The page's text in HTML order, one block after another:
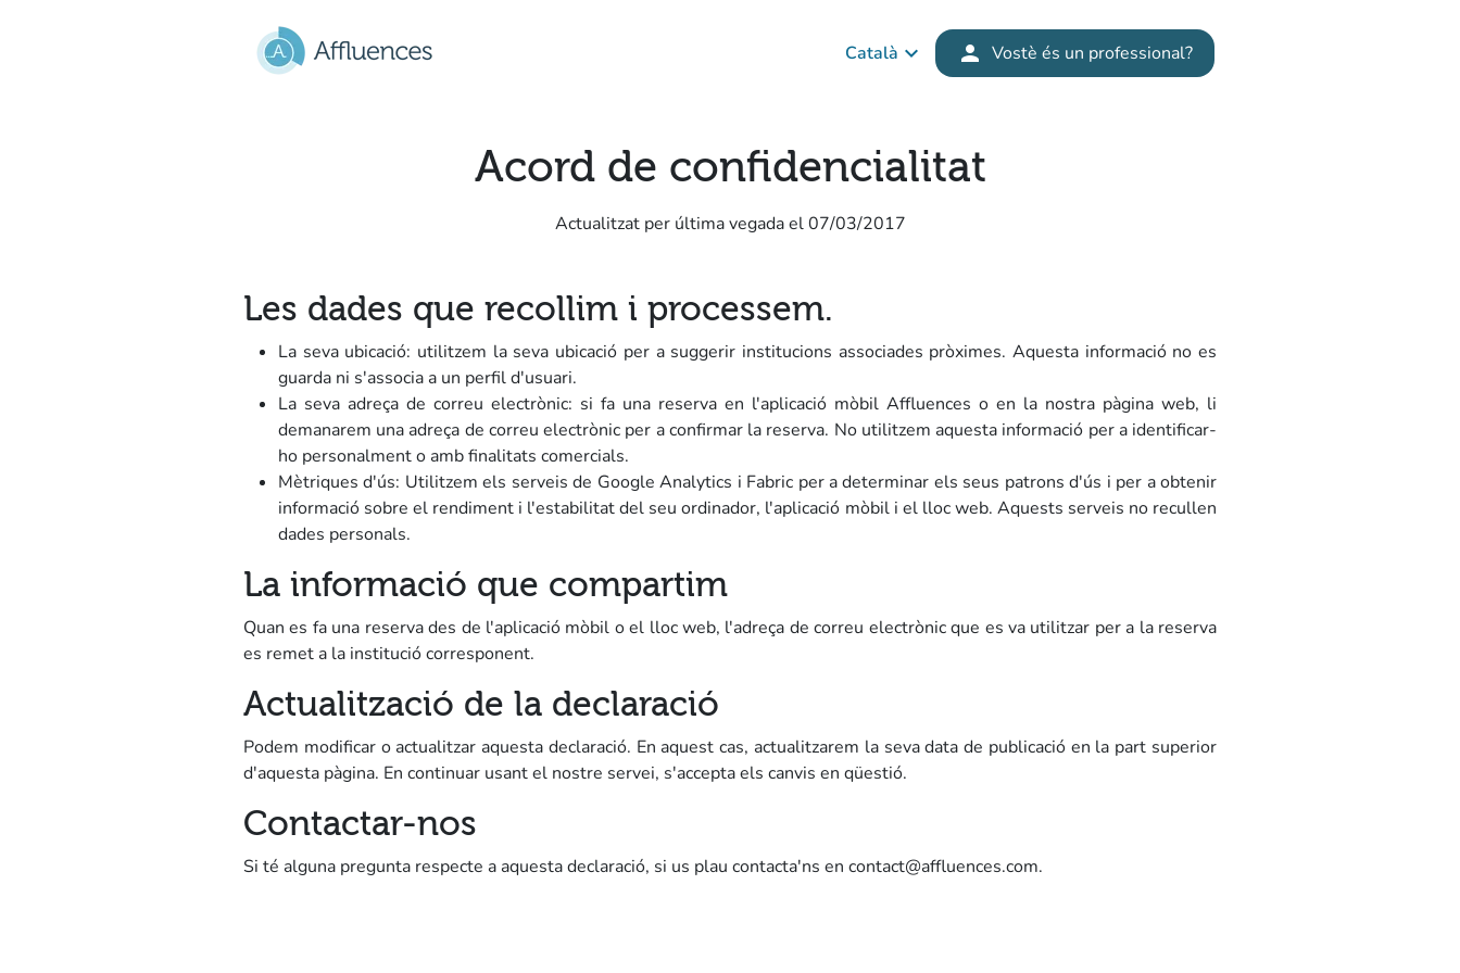
Català keyboard_arrow_down person Vostè és un professional?
(new tab)
Acord de confidencialitat
Actualitzat per última vegada el 07/03/2017
Les dades que recollim i processem.
La seva ubicació: utilitzem la seva ubicació per a suggerir institucions associades pròximes. Aquesta informació no es
guarda ni s'associa a un perfil d'usuari.
La seva adreça de correu electrònic: si fa una reserva en l'aplicació mòbil Affluences o en la nostra pàgina web, li
demanarem una adreça de correu electrònic per a confirmar la reserva. No utilitzem aquesta informació per a identificar-
ho personalment o amb finalitats comercials.
Mètriques d'ús: Utilitzem els serveis de Google Analytics i Fabric per a determinar els seus patrons d'ús i per a obtenir
informació sobre el rendiment i l'estabilitat del seu ordinador, l'aplicació mòbil i el lloc web. Aquests serveis no recullen
dades personals.
La informació que compartim
Quan es fa una reserva des de l'aplicació mòbil o el lloc web, l'adreça de correu electrònic que es va utilitzar per a la reserva
es remet a la institució corresponent.
Actualització de la declaració
Podem modificar o actualitzar aquesta declaració. En aquest cas, actualitzarem la seva data de publicació en la part superior
d'aquesta pàgina. En continuar usant el nostre servei, s'accepta els canvis en qüestió.
Contactar-nos
Si té alguna pregunta respecte a aquesta declaració, si us plau contacta'ns en contact@affluences.com.